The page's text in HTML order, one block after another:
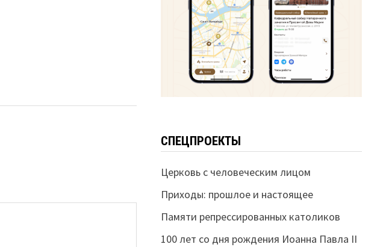
СПЕЦПРОЕКТЫ
Церковь с человеческим лицом
Приходы: прошлое и настоящее
Памяти репрессированных католиков
100 лет со дня рождения Иоанна Павла II